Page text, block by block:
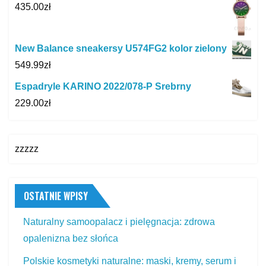
435.00zł
New Balance sneakersy U574FG2 kolor zielony
549.99zł
Espadryle KARINO 2022/078-P Srebrny
229.00zł
zzzzz
OSTATNIE WPISY
Naturalny samoopalacz i pielęgnacja: zdrowa
opalenizna bez słońca
Polskie kosmetyki naturalne: maski, kremy, serum i